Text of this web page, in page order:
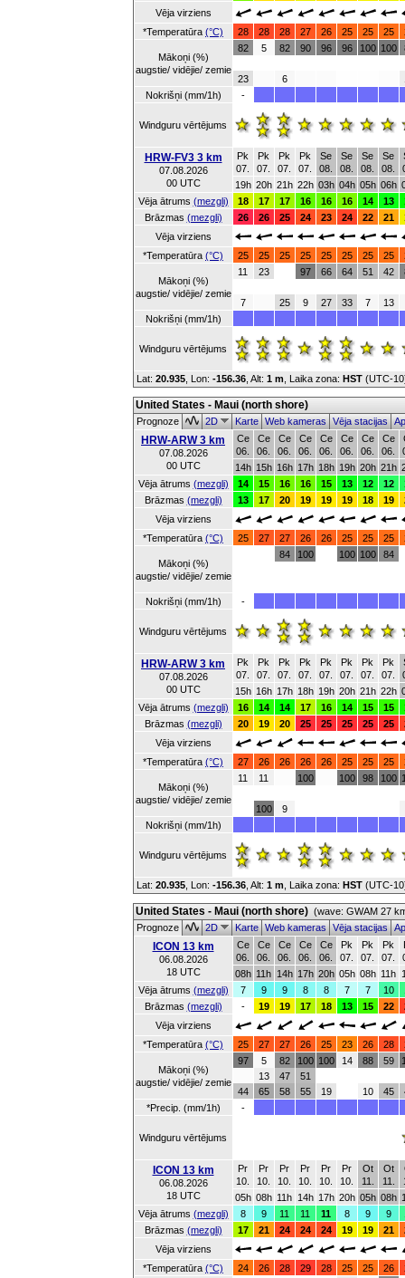
Vēja virziens
*Temperatūra (°C) 28 28 28 27 26 25 25 25
Mākoņi (%)
augstie/ vidējie/ zemie
82
23
5 82
6
90 96 96 100 100
Nokrišņi (mm/1h)
-
Windguru vērtējums
HRW-FV3 3 km
07.08.2026
00 UTC
Pk
07.
Pk
07.
Pk
07.
Pk
07.
Se
08.
Se
08.
Se
08.
Se
08.
19h 20h 21h 22h 03h 04h 05h 06h
Vēja ātrums (mezgli) 18 17 17 16 16 16 14 13
Brāzmas (mezgli) 26 26 25 24 23 24 22 21
Vēja virziens
*Temperatūra (°C) 25 25 25 25 25 25 25 25
Mākoņi (%)
augstie/ vidējie/ zemie
11
7
23
25
97
9
66
27
64
33
51
7
42
13
Nokrišņi (mm/1h)
Windguru vērtējums
Lat: 20.935, Lon: -156.36, Alt: 1 m , Laika zona: HST(UTC-
United States - Maui (north shore)
Prognoze 2D KarteWeb kamerasVēja stacijas
HRW-ARW 3 km
07.08.2026
00 UTC
Ce
06.
Ce
06.
Ce
06.
Ce
06.
Ce
06.
Ce
06.
Ce
06.
Ce
06.
14h 15h 16h 17h 18h 19h 20h 21h
Vēja ātrums (mezgli) 14 15 16 16 15 13 12 12
Brāzmas (mezgli) 13 17 20 19 19 19 18 19
Vēja virziens
*Temperatūra (°C) 25 27 27 26 26 25 25 25
Mākoņi (%)
augstie/ vidējie/ zemie
84 100 100 100 84
Nokrišņi (mm/1h) -
Windguru vērtējums
HRW-ARW 3 km
07.08.2026
00 UTC
Pk
07.
Pk
07.
Pk
07.
Pk
07.
Pk
07.
Pk
07.
Pk
07.
Pk
07.
15h 16h 17h 18h 19h 20h 21h 22h
Vēja ātrums (mezgli) 16 14 14 17 16 14 15 15
Brāzmas (mezgli) 20 19 20 25 25 25 25 25
Vēja virziens
*Temperatūra (°C) 27 26 26 26 26 25 25 25
Mākoņi (%)
augstie/ vidējie/ zemie
11 11
100 9
100 100 98 100
Nokrišņi (mm/1h)
Windguru vērtējums
Lat: 20.935, Lon: -156.36, Alt: 1 m , Laika zona: HST(UTC-
United States - Maui (north shore) (wave: GWAM 27
Prognoze
2D KarteWeb kamerasVēja stacijas
ICON 13 km
06.08.2026
18 UTC
Ce
06.
Ce
06.
Ce
06.
Ce
06.
Ce
06.
Pk
07.
Pk
07.
Pk
07.
08h 11h 14h 17h 20h 05h 08h 11h
Vēja ātrums (mezgli) 7 9 9 8 8 7 7 10
Brāzmas (mezgli) - 19 19 17 18 13 15 22
Vēja virziens
*Temperatūra (°C) 25 27 27 26 25 23 26 28
Mākoņi (%)
augstie/ vidējie/ zemie
97
44
5
13
65
82
47
58
100
51
55
100
19
14 88
10
59
45
*Precip. (mm/1h)
-
Windguru vērtējums
ICON 13 km
06.08.2026
18 UTC
Pr
10.
Pr
10.
Pr
10.
Pr
10.
Pr
10.
Pr
10.
Ot
11.
Ot
11.
05h 08h 11h 14h 17h 20h 05h 08h
Vēja ātrums (mezgli) 8 9 11 11 11 8 9 9
Brāzmas (mezgli) 17 21 24 24 24 19 19 21
Vēja virziens
*Temperatūra (°C) 24 26 28 29 28 25 25 26